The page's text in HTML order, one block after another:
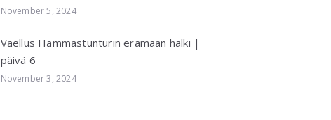
November 5, 2024
Vaellus Hammastunturin erämaan halki |
päivä 6
November 3, 2024